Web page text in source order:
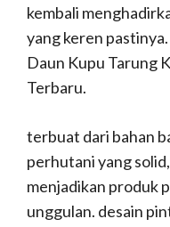
kembali
yang keren
Daun Kupu Tarung
Terbaru.
terbuat dari bahan
perhutani yang
menjadikan produk
unggulan. desain